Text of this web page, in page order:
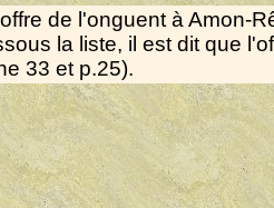
de l'onguent à Amon-
la liste, il est dit que
33 et p.25).